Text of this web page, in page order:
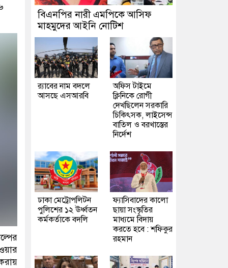
বিএনপির নারী এমপিকে আসিফ
মাহমুদের আইনি নোটিশ
র‍্যাবের নাম বদলে
আসছে এসআরবি
অফিস টাইমে
ক্লিনিকে রোগী
দেখছিলেন সরকারি
চিকিৎসক, লাইসেন্স
বাতিল ও বরখাস্তের
নির্দেশ
ঢাকা মেট্রোপলিটন
পুলিশের ১২ ঊর্ধ্বতন
কর্মকর্তাকে বদলি
ফ্যাসিবাদের কালো
ছায়া সংস্কৃতির
মাধ্যমে বিদায়
করতে হবে : শফিকুর
রহমান